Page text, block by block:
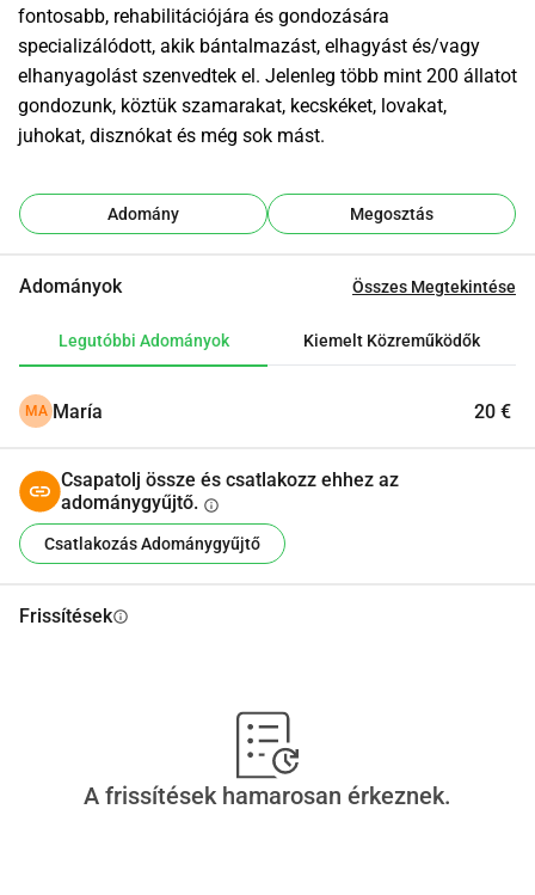
fontosabb, rehabilitációjára és gondozására
specializálódott, akik bántalmazást, elhagyást és/vagy
elhanyagolást szenvedtek el. Jelenleg több mint 200 állatot
gondozunk, köztük szamarakat, kecskéket, lovakat,
juhokat, disznókat és még sok mást.
Adomány Megosztás
Adományok Összes Megtekintése
Legutóbbi Adományok Kiemelt Közreműködők
MA María 20 €
Csapatolj össze és csatlakozz ehhez az
adománygyűjtő. info
Csatlakozás Adománygyűjtő
Frissítésekinfo
A frissítések hamarosan érkeznek.